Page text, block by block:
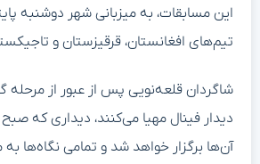
این مسابقات، به میزبانی شهر دوشنبه
تیم‌های افغانستان، قرقیزستان و
شاگردان قلعه‌نویی پس از عبور از مرحله
دیدار فینال مهیا می‌کنند، دیداری که
آن‌ها برگزار خواهد شد و تمامی نگاه‌ها